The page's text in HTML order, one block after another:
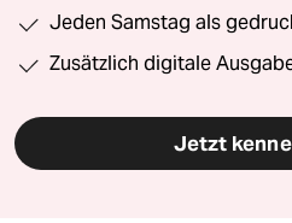
Jeden Samstag als
Zusätzlich digitale
Jetzt